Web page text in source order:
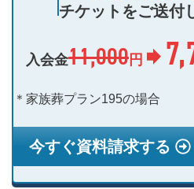
チケットをご送付
入会金11,000円
＊家族葬プラン195の場合
今すぐ資料請求する